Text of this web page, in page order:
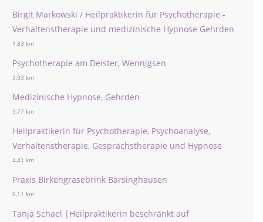
Birgit Markowski / Heilpraktikerin für Psychotherapie -
Verhaltenstherapie und medizinische Hypnose Gehrden
1,83 km
Psychotherapie am Deister, Wennigsen
3,03 km
Medizinische Hypnose, Gehrden
3,77 km
Heilpraktikerin für Psychotherapie, Psychoanalyse,
Verhaltenstherapie, Gesprächstherapie und Hypnose
4,41 km
Praxis Birkengrasebrink Barsinghausen
6,11 km
Tanja Schael |Heilpraktikerin beschränkt auf